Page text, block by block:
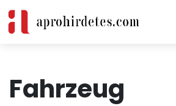
Fahrzeug